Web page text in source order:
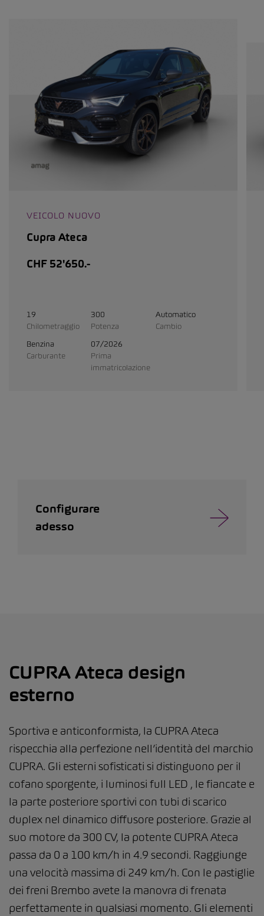
VEICOLO NUOVO
Cupra Ateca
CHF 52'650.-
19
Chilometraggio
300
Potenza
Automatico
Cambio
Benzina
Carburante
07/2026
Prima
immatricolazione
Configurare
adesso
CUPRA Ateca design
esterno
Sportiva e anticonformista, la CUPRA Ateca
rispecchia alla perfezione nell’identità del marchio
CUPRA. Gli esterni sofisticati si distinguono per il
cofano sporgente, i luminosi full LED , le fiancate e
la parte posteriore sportivi con tubi di scarico
duplex nel dinamico diffusore posteriore. Grazie al
suo motore da 300 CV, la potente CUPRA Ateca
passa da 0 a 100 km/h in 4.9 secondi. Raggiunge
una velocità massima di 249 km/h. Con le pastiglie
dei freni Brembo avete la manovra di frenata
perfettamente in qualsiasi momento. Gli elementi